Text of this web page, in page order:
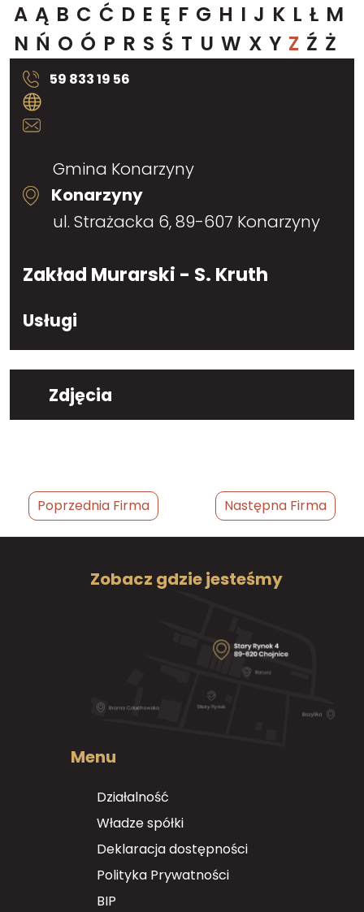
A Ą B C Ć D E Ę F G H I J K L Ł M
N Ń O Ó P R S Ś T U W X Y Z Ź Ż
59 833 19 56
Gmina Konarzyny
Konarzyny
ul. Strażacka 6, 89-607 Konarzyny
Zakład Murarski - S. Kruth
Usługi
Zdjęcia
Poprzednia Firma Następna Firma
Zobacz gdzie jesteśmy
Menu
Działalność
Władze spółki
Deklaracja dostępności
Polityka Prywatności
BIP